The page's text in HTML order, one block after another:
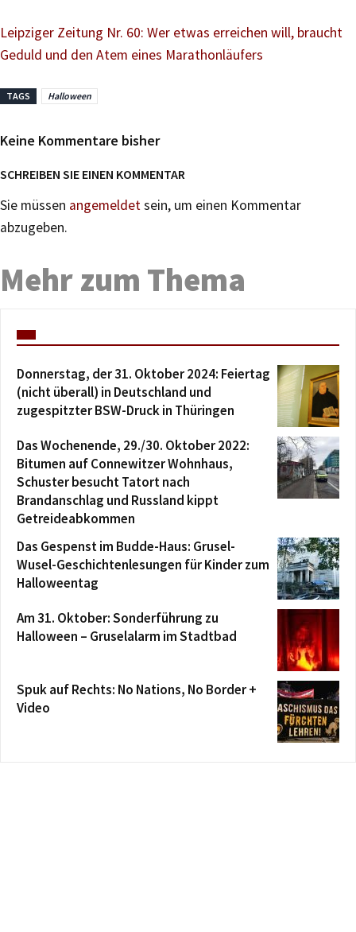
Leipziger Zeitung Nr. 60: Wer etwas erreichen will, braucht
Geduld und den Atem eines Marathonläufers
TAGS Halloween
Keine Kommentare bisher
SCHREIBEN SIE EINEN KOMMENTAR
Sie müssen angemeldetsein, um einen Kommentar
abzugeben.
Mehr zum Thema
Donnerstag, der 31. Oktober 2024: Feiertag
(nicht überall) in Deutschland und
zugespitzter BSW-Druck in Thüringen
Das Wochenende, 29./30. Oktober 2022:
Bitumen auf Connewitzer Wohnhaus,
Schuster besucht Tatort nach
Brandanschlag und Russland kippt
Getreideabkommen
Das Gespenst im Budde-Haus: Grusel-
Wusel-Geschichtenlesungen für Kinder zum
Halloweentag
Am 31. Oktober: Sonderführung zu
Halloween – Gruselalarm im Stadtbad
Spuk auf Rechts: No Nations, No Border +
Video